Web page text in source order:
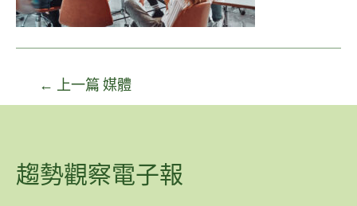
← 上一篇 媒體
趨勢觀察電子報